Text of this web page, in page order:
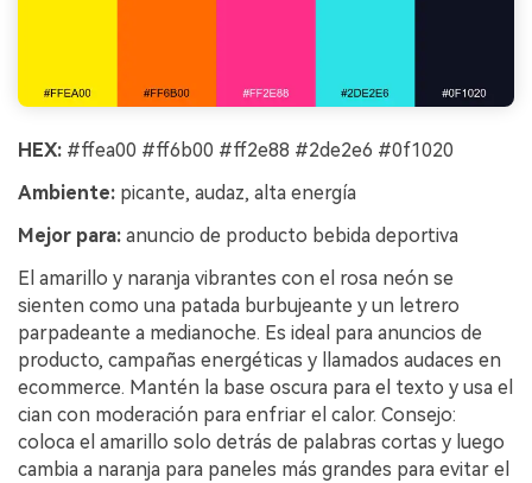
HEX: #ffea00 #ff6b00 #ff2e88 #2de2e6 #0f1020
Ambiente: picante, audaz, alta energía
Mejor para: anuncio de producto bebida deportiva
El amarillo y naranja vibrantes con el rosa neón se
sienten como una patada burbujeante y un letrero
parpadeante a medianoche. Es ideal para anuncios de
producto, campañas energéticas y llamados audaces en
ecommerce. Mantén la base oscura para el texto y usa el
cian con moderación para enfriar el calor. Consejo:
coloca el amarillo solo detrás de palabras cortas y luego
cambia a naranja para paneles más grandes para evitar el